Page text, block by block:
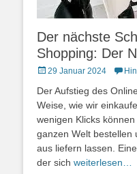
Der nächste
Shopping: Der
Posted
29 Januar 2024
Der Aufstieg des
Weise, wie wir
wenigen Klicks
ganzen Welt bestellen
aus liefern lassen.
der sich weiterlesen…